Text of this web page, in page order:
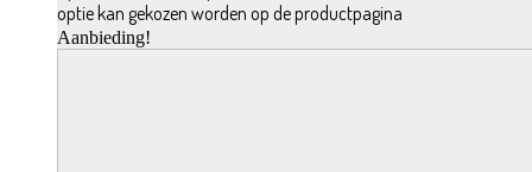
optie kan gekozen worden op de productpagina
Aanbieding!